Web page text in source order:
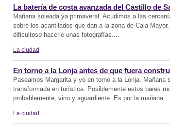
La batería de costa avanzada del Castillo de
Mañana soleada ya primaveral. Acudimos a las
sobre los acantilados que dan a la zona de Cala
dificultoso hacerle unas fotografías....
La ciudad
En torno a la Lonja antes de que fuera
Paseamos Margarita y yo en torno a la Lonja.
transformada en turística. Posiblemente estos bares
probablemente, vino y aguardiente. Es por la mañana...
La ciudad